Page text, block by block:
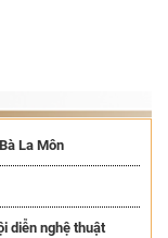
La Môn
diễn nghệ thuật